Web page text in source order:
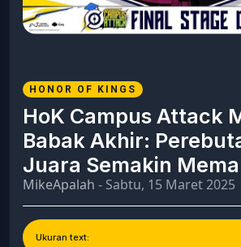
HONOR OF KINGS
HoK Campus Attack
Babak Akhir:
Juara Semakin
MikeApalah - Sabtu, 15 Maret 2025
Ukuran text: